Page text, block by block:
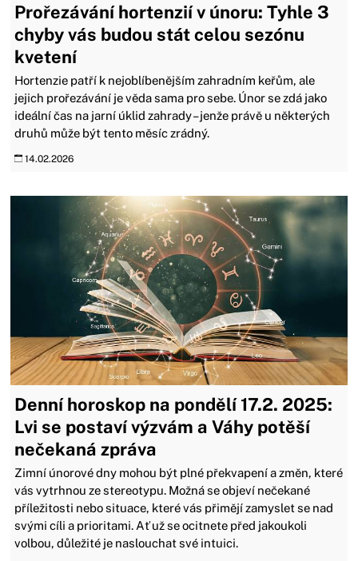
Prořezávání hortenzií v únoru: Tyhle 3
chyby vás budou stát celou sezónu
kvetení
Hortenzie patří k nejoblíbenějším zahradním keřům, ale
jejich prořezávání je věda sama pro sebe. Únor se zdá jako
ideální čas na jarní úklid zahrady – jenže právě u některých
druhů může být tento měsíc zrádný.
14.02.2026
Denní horoskop na pondělí 17.2. 2025:
Lvi se postaví výzvám a Váhy potěší
nečekaná zpráva
Zimní únorové dny mohou být plné překvapení a změn, které
vás vytrhnou ze stereotypu. Možná se objeví nečekané
příležitosti nebo situace, které vás přimějí zamyslet se nad
svými cíli a prioritami. Ať už se ocitnete před jakoukoli
volbou, důležité je naslouchat své intuici.